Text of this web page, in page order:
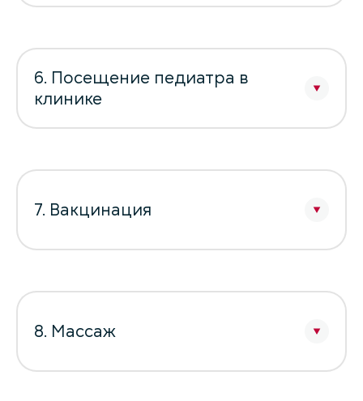
6. Посещение педиатра в
клинике
7. Вакцинация
8. Массаж